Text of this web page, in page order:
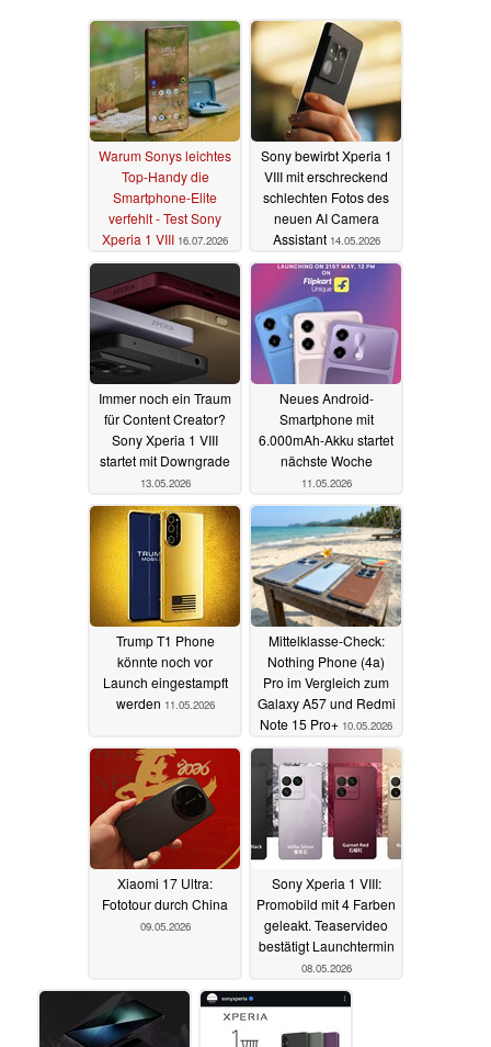
Warum Sonys leichtes
Top-Handy die
Smartphone-Elite
verfehlt - Test Sony
Xperia 1 VIII 16.07.2026
Sony bewirbt Xperia 1
VIII mit erschreckend
schlechten Fotos des
neuen AI Camera
Assistant 14.05.2026
Immer noch ein Traum
für Content Creator?
Sony Xperia 1 VIII
startet mit Downgrade
13.05.2026
Neues Android-
Smartphone mit
6.000mAh-Akku startet
nächste Woche
11.05.2026
Trump T1 Phone
könnte noch vor
Launch eingestampft
werden 11.05.2026
Mittelklasse-Check:
Nothing Phone (4a)
Pro im Vergleich zum
Galaxy A57 und Redmi
Note 15 Pro+ 10.05.2026
Xiaomi 17 Ultra:
Fototour durch China
09.05.2026
Sony Xperia 1 VIII:
Promobild mit 4 Farben
geleakt. Teaservideo
bestätigt Launchtermin
08.05.2026